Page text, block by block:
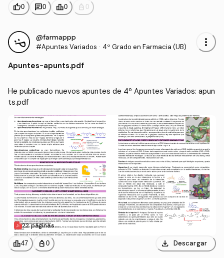
thumb_up0 chat0 leaderboard0 personal_bag 0
@farmappp
#Apuntes Variados · 4º Grado en Farmacia (UB) more_vert
Apuntes-apunts.pdf
He publicado nuevos apuntes de 4º Apuntes Variados: apun
ts.pdf
22 páginas
leaderboard47 personal_bag 0 download Descargar